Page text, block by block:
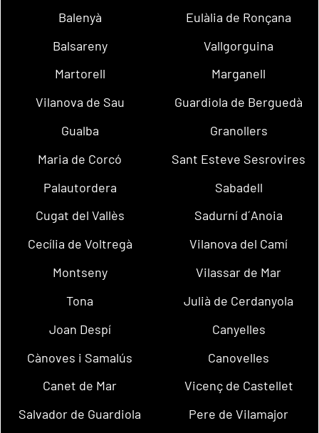
Balenyà
Eulàlia de Ronçana
Balsareny
Vallgorguina
Martorell
Marganell
Vilanova de Sau
Guardiola de Berguedà
Gualba
Granollers
Maria de Corcó
Sant Esteve Sesrovires
Palautordera
Sabadell
Cugat del Vallès
Sadurní d´Anoia
Cecília de Voltregà
Vilanova del Camí
Montseny
Vilassar de Mar
Tona
Julià de Cerdanyola
Joan Despí
Canyelles
Cànoves i Samalús
Canovelles
Canet de Mar
Vicenç de Castellet
Salvador de Guardiola
Pere de Vilamajor